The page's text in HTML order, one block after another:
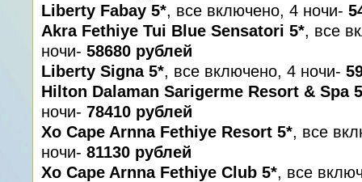
Liberty Fabay 5*, все включено, 4 ночи-
Akra Fethiye Tui Blue Sensatori 5*, все
ночи- 58680 рублей
Liberty Signa 5*, все включено, 4 ночи-
Hilton Dalaman Sarigerme Resort & Spa
ночи- 78410 рублей
Xo Cape Arnna Fethiye Resort 5*, все
ночи- 81130 рублей
Xo Cape Arnna Fethiye Club 5*, все